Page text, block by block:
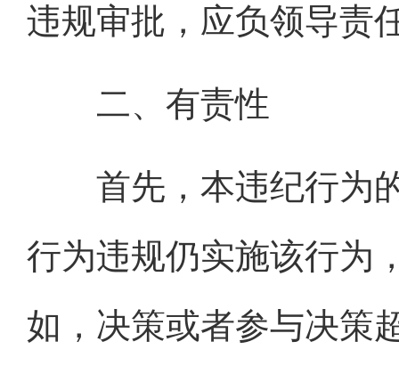
违规审批，应负领导责
二、有责性
首先，本违纪行为的
行为违规仍实施该行为
如，决策或者参与决策